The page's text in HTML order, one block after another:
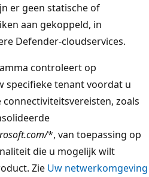
er geen statische of
aan gekoppeld, in
Defender-cloudservices.
controleert op
specifieke tenant voordat u
zoals
*, van toepassing op
die u mogelijk wilt
Zie Uw netwerkomgeving